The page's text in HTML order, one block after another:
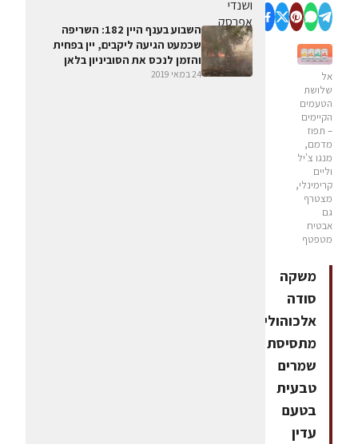
אל
שלושת
הטעמים
הקיימים
– תפוז
מדמם,
מנגו צ'יל
וליים
קרימינלי,
מצטרף
גם
אבטיח
מטפטף
משקה
סודה
אלכוהולי
מתסיסת
שמרים
טבעית
בטעם
עדין
השבוע בענף היין 182: השריפה
שכמעט הגיעה ליקבים, יין בפחית
והזמן לנכס את הסוביניון בלאן
24 במאי 2019